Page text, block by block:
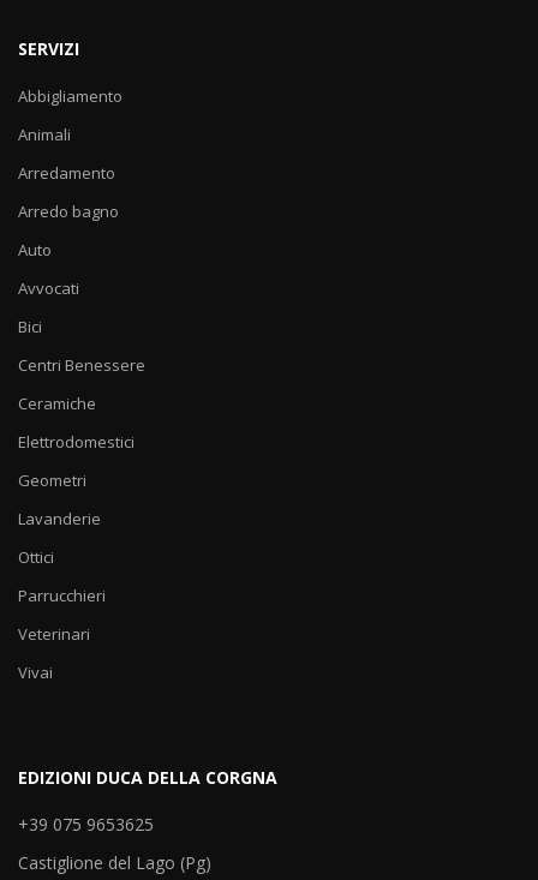
SERVIZI
Abbigliamento
Animali
Arredamento
Arredo bagno
Auto
Avvocati
Bici
Centri Benessere
Ceramiche
Elettrodomestici
Geometri
Lavanderie
Ottici
Parrucchieri
Veterinari
Vivai
EDIZIONI DUCA DELLA CORGNA
+39 075 9653625
Castiglione del Lago (Pg)